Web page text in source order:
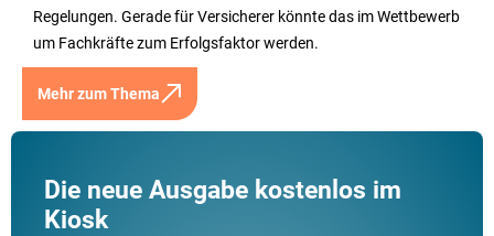
Regelungen. Gerade für Versicherer könnte das im Wettbewerb
um Fachkräfte zum Erfolgsfaktor werden.
Mehr zum Thema
Die neue Ausgabe kostenlos im
Kiosk